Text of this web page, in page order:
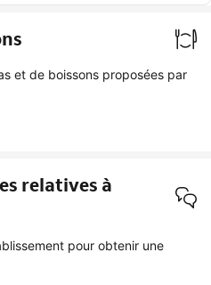
et de boissons proposées par
relatives à
pour obtenir une